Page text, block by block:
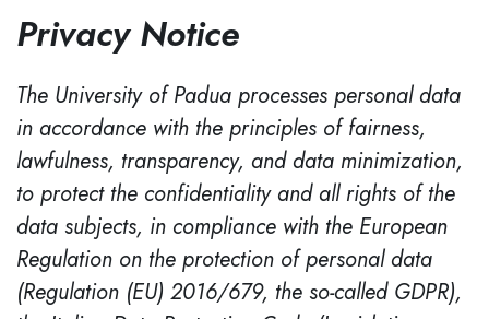
Privacy Notice
The University of Padua processes personal data
in accordance with the principles of fairness,
lawfulness, transparency, and data minimization,
to protect the confidentiality and all rights of the
data subjects, in compliance with the European
Regulation on the protection of personal data
(Regulation (EU) 2016/679, the so-called GDPR),